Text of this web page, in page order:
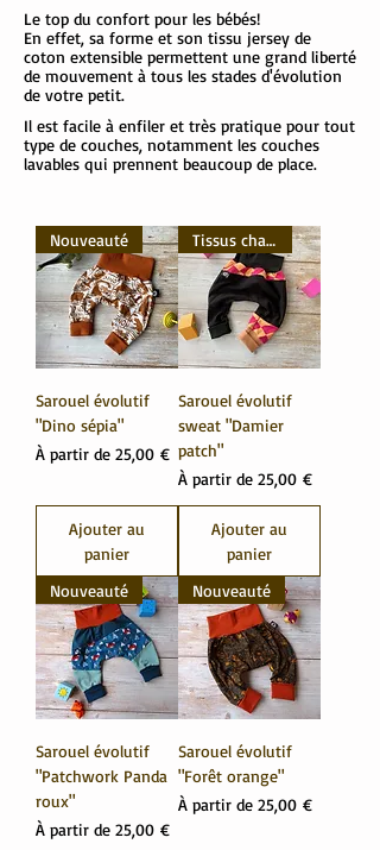
Le top du confort pour les bébés!
En effet, sa forme et son tissu jersey de
coton extensible permettent une grand liberté
de mouvement à tous les stades d'évolution
de votre petit.
Il est facile à enfiler et très pratique pour tout
type de couches, notamment les couches
lavables qui prennent beaucoup de place.
Nouveauté
Sarouel évolutif
"Dino sépia"
À partir de 25,00 €
Prix promotionnel
Ajouter au
panier
Tissus chauds
Sarouel évolutif
sweat "Damier
patch"
À partir de 25,00 €
Prix promotionnel
Ajouter au
panier
Nouveauté
Sarouel évolutif
"Patchwork Panda
roux"
À partir de 25,00 €
Prix promotionnel
Nouveauté
Sarouel évolutif
"Forêt orange"
À partir de 25,00 €
Prix promotionnel